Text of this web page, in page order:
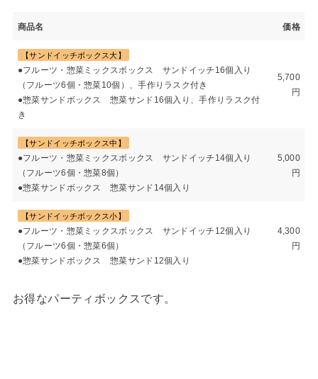
商品名 価格
【サンドイッチボックス大】
●フルーツ・惣菜ミックスボックス サンドイッチ16個入り
（フルーツ6個・惣菜10個）、手作りラスク付き
●惣菜サンドボックス 惣菜サンド16個入り、手作りラスク付
き
5,700
円
【サンドイッチボックス中】
●フルーツ・惣菜ミックスボックス サンドイッチ14個入り
（フルーツ6個・惣菜8個）
●惣菜サンドボックス 惣菜サンド14個入り
5,000
円
【サンドイッチボックス小】
●フルーツ・惣菜ミックスボックス サンドイッチ12個入り
（フルーツ6個・惣菜6個）
●惣菜サンドボックス 惣菜サンド12個入り
4,300
円
お得なパーティボックスです。